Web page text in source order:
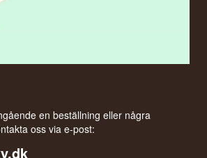
en beställning eller några
oss via e-post: